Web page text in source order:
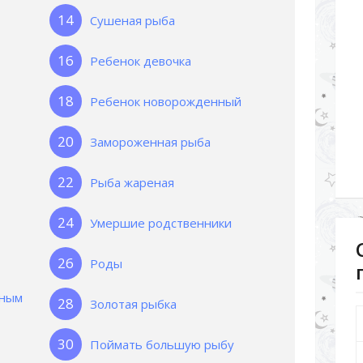
Сушеная рыба
Ребенок девочка
Ребенок новорожденный
Замороженная рыба
Рыба жареная
Умершие родственники
Роды
Золотая рыбка
Поймать большую рыбу